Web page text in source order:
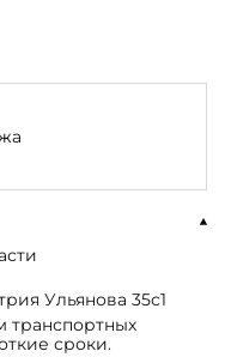
Ульянова 35с1
транспортных
сроки.